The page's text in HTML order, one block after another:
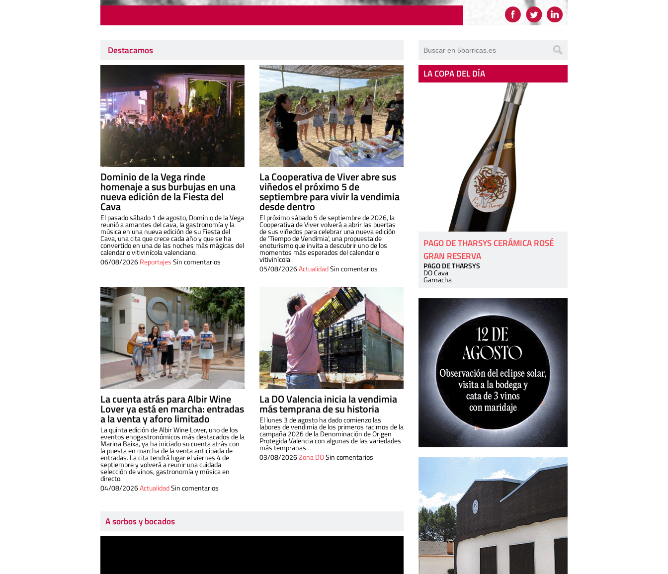
Destacamos
Dominio de la Vega rinde
homenaje a sus burbujas en una
nueva edición de la Fiesta del
Cava
El pasado sábado 1 de agosto, Dominio de la Vega
reunió a amantes del cava, la gastronomía y la
música en una nueva edición de su Fiesta del
Cava, una cita que crece cada año y que se ha
convertido en una de las noches más mágicas del
calendario vitivinícola valenciano.
06/08/2026ReportajesSin comentarios
La Cooperativa de Viver abre sus
viñedos el próximo 5 de
septiembre para vivir la vendimia
desde dentro
El próximo sábado 5 de septiembre de 2026, la
Cooperativa de Viver volverá a abrir las puertas
de sus viñedos para celebrar una nueva edición
de ‘Tiempo de Vendimia’, una propuesta de
enoturismo que invita a descubrir uno de los
momentos más esperados del calendario
vitivinícola.
05/08/2026ActualidadSin comentarios
La cuenta atrás para Albir Wine
Lover ya está en marcha: entradas
a la venta y aforo limitado
La quinta edición de Albir Wine Lover, uno de los
eventos enogastronómicos más destacados de la
Marina Baixa, ya ha iniciado su cuenta atrás con
la puesta en marcha de la venta anticipada de
entradas. La cita tendrá lugar el viernes 4 de
septiembre y volverá a reunir una cuidada
selección de vinos, gastronomía y música en
directo.
04/08/2026ActualidadSin comentarios
La DO Valencia inicia la vendimia
más temprana de su historia
El lunes 3 de agosto ha dado comienzo las
labores de vendimia de los primeros racimos de la
campaña 2026 de la Denominación de Origen
Protegida Valencia con algunas de las variedades
más tempranas.
03/08/2026Zona DOSin comentarios
A sorbos y bocados
LA COPA DEL DÍA
PAGO DE THARSYS CERÁMICA ROSÉ
GRAN RESERVA
PAGO DE THARSYS
DO Cava
Garnacha